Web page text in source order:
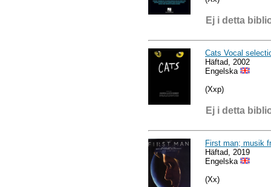
Ej i detta
Cats Vocal
Häftad, 2002
Engelska
(Xxp)
Ej i detta
First man; musik
Häftad, 2019
Engelska
(Xx)